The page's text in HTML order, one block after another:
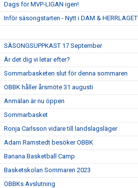
Dags för MVP-LIGAN igen!
Inför säsongstarten - Nytt i DAM & HERRLAGET
SÄSONGSUPPKAST 17 September
Är det dig vi letar efter?
Sommarbasketen slut för denna sommaren
OBBK håller årsmöte 31 augusti
Anmälan är nu öppen
Sommarbasket
Ronja Carlsson vidare till landslagsläger
Adam Ramstedt besöker OBBK
Banana Basketball Camp
Basketskolan Sommaren 2023
OBBKs Avslutning